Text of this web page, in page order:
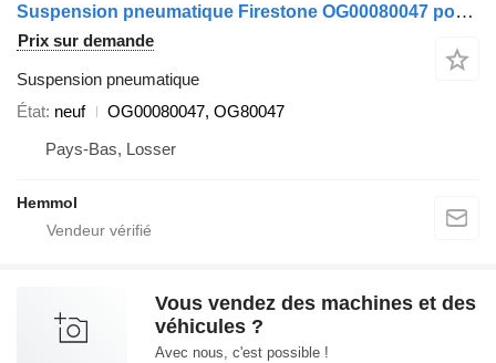
Suspension pneumatique Firestone OG00080047 pour camion GINAF X
Prix sur demande
Suspension pneumatique
État neuf
OG00080047, OG80047
Pays-Bas, Losser
Hemmol
Vous vendez des machines et des
véhicules ?
Avec nous, c'est possible !